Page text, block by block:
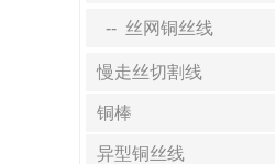
-- 丝网铜丝线
慢走丝切割线
铜棒
异型铜丝线